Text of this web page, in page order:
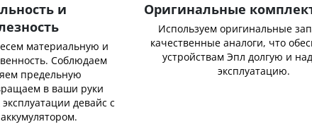
и
материальную и
Соблюдаем
предельную
в ваши руки
девайс с
Оригинальные
Используем оригинальные
качественные аналоги, что
устройствам Эпл долгую и
эксплуатацию.